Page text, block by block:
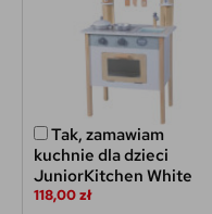
Tak, zamawiam
kuchnie dla dzieci
JuniorKitchen White
118,00 zł